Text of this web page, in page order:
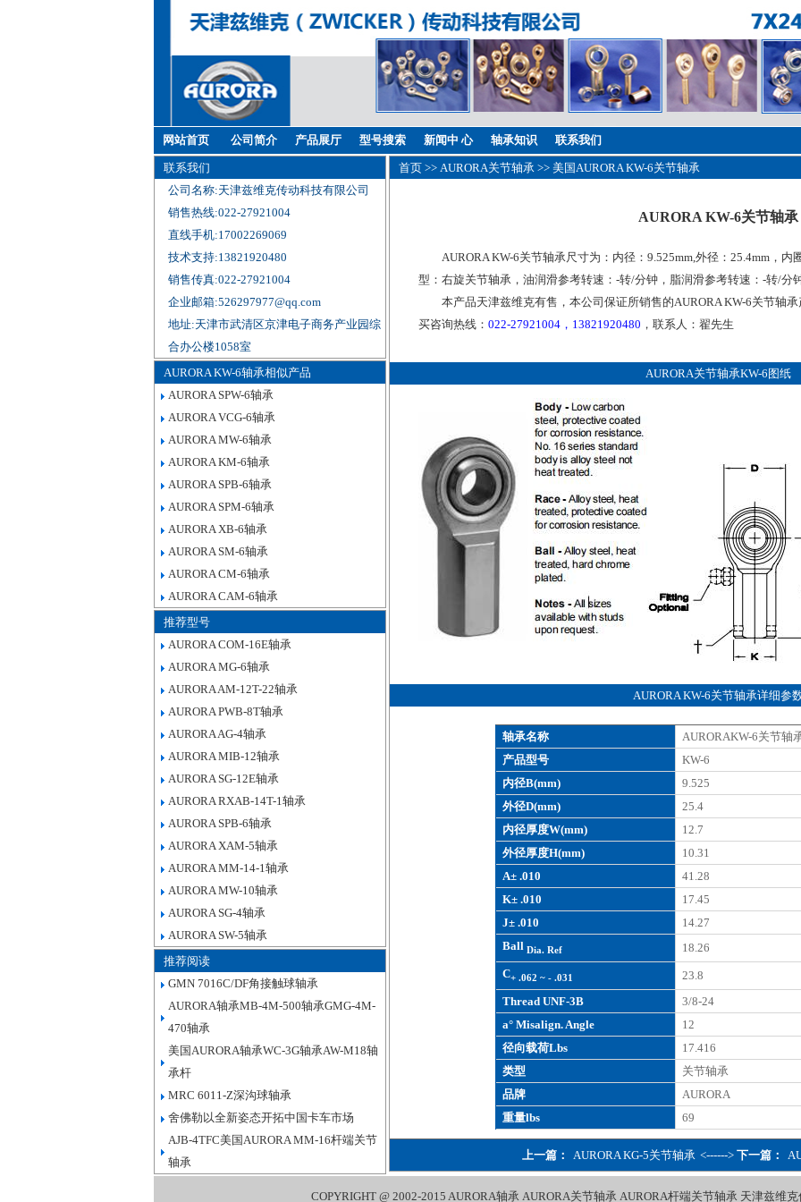
网站首页 公司简介 产品展厅 型号搜索 新闻中 心 轴承知识 联系我们
联系我们
公司名称:天津兹维克传动科技有限公司
销售热线:022-27921004
直线手机:17002269069
技术支持:13821920480
销售传真:022-27921004
企业邮箱:526297977@qq.com
地址:天津市武清区京津电子商务产业园综
合办公楼1058室
AURORA KW-6轴承相似产品
AURORA SPW-6轴承
AURORA VCG-6轴承
AURORA MW-6轴承
AURORA KM-6轴承
AURORA SPB-6轴承
AURORA SPM-6轴承
AURORA XB-6轴承
AURORA SM-6轴承
AURORA CM-6轴承
AURORA CAM-6轴承
推荐型号
AURORA COM-16E轴承
AURORA MG-6轴承
AURORA AM-12T-22轴承
AURORA PWB-8T轴承
AURORA AG-4轴承
AURORA MIB-12轴承
AURORA SG-12E轴承
AURORA RXAB-14T-1轴承
AURORA SPB-6轴承
AURORA XAM-5轴承
AURORA MM-14-1轴承
AURORA MW-10轴承
AURORA SG-4轴承
AURORA SW-5轴承
推荐阅读
GMN 7016C/DF角接触球轴承
AURORA轴承MB-4M-500轴承GMG-4M-
470轴承
美国AURORA轴承WC-3G轴承AW-M18轴
承杆
MRC 6011-Z深沟球轴承
舍佛勒以全新姿态开拓中国卡车市场
AJB-4TFC美国AURORA MM-16杆端关节
轴承
首页 >> AURORA关节轴承 >> 美国AURORA KW-6关节轴承
AURORA KW-6关节轴承
AURORA KW-6关节轴承尺寸为：内径：9.525mm,外径：25.4mm，内
型：右旋关节轴承，油润滑参考转速：-转/分钟，脂润滑参考转速：-转/分
本产品天津兹维克有售，本公司保证所销售的AURORA KW-6关节轴
买咨询热线：022-27921004，13821920480 ，联系人：翟先生
AURORA关节轴承KW-6图纸
AURORA KW-6关节轴承详细参
轴承名称
AURORAKW-6关节轴
产品型号
KW-6
内径B(mm)
9.525
外径D(mm)
25.4
内径厚度W(mm)
12.7
外径厚度H(mm)
10.31
A± .010
41.28
K± .010
17.45
J± .010
14.27
BallDia. Ref
18.26
C+ .062 ~ - .031
23.8
Thread UNF-3B
3/8-24
a° Misalign. Angle
12
径向载荷Lbs
17.416
类型
关节轴承
品牌
AURORA
重量lbs
69
上一篇： AURORA KG-5关节轴承 <------> 下一篇：
COPYRIGHT @ 2002-2015 AURORA轴承 AURORA关节轴承 AURORA杆端关节轴承天津兹维克